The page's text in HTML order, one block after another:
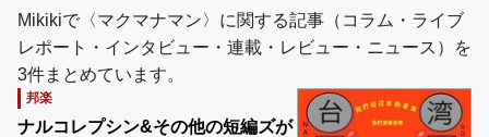
Mikikiで〈マクマナマン〉に関する記事（コラム・ライブ
レポート・インタビュー・連載・レビュー・ニュース）を
3件まとめています。
邦楽
ナルコレプシン&その他の短編ズが